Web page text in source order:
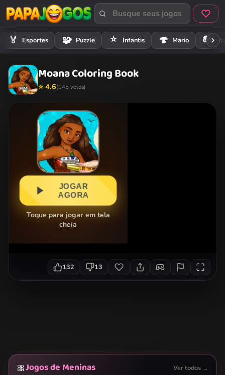
🏅 Esportes 🧩 Puzzle ⭐ Infantis 🍄 Mario 🏍️
Moana Coloring Book
⭐ 4.6(145 votos)
JOGAR
AGORA
Toque para jogar em tela
cheia
132 13
🎀Jogos de Meninas Ver todos →